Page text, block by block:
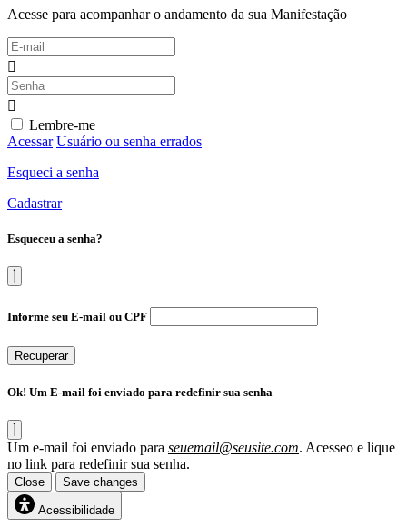
Acesse para acompanhar o andamento da sua Manifestação
Lembre-me
Acessar Usuário ou senha errados
Esqueci a senha
Cadastrar
Esqueceu a senha?
Informe seu E-mail ou CPF
Recuperar
Ok! Um E-mail foi enviado para redefinir sua senha
Um e-mail foi enviado para seuemail@seusite.com. Acesseo e lique
no link para redefinir sua senha.
Close Save changes
Acessibilidade